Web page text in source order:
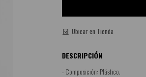
Ubicar en Tienda
DESCRIPCIÓN
- Composición: Plástico.